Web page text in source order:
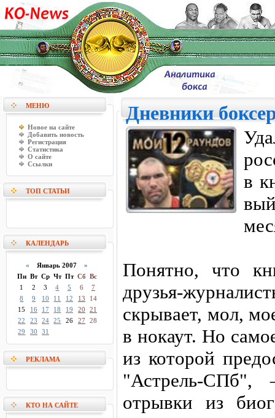
МЕНЮ
Новое на сайте
Добавить новость
Регистрация
Статистика
О сайте
Ссылки
ТОП СТАТЬИ
КАЛЕНДАРЬ
« Январь 2007»
Пн Вт Ср Чт Пт Сб Вс
1
2 3 4 5 6
7
8
9 10 11 12 13
14
15
16 17 18 19 20
21
22
23 24 25 26 27
28
29
30 31
РЕКЛАМА
КТО НА САЙТЕ
Дневники
в
Понятно, что
друзья-
скрывает, мол,
в нокаут. Но
из которой
"Астрель-
отрывки из